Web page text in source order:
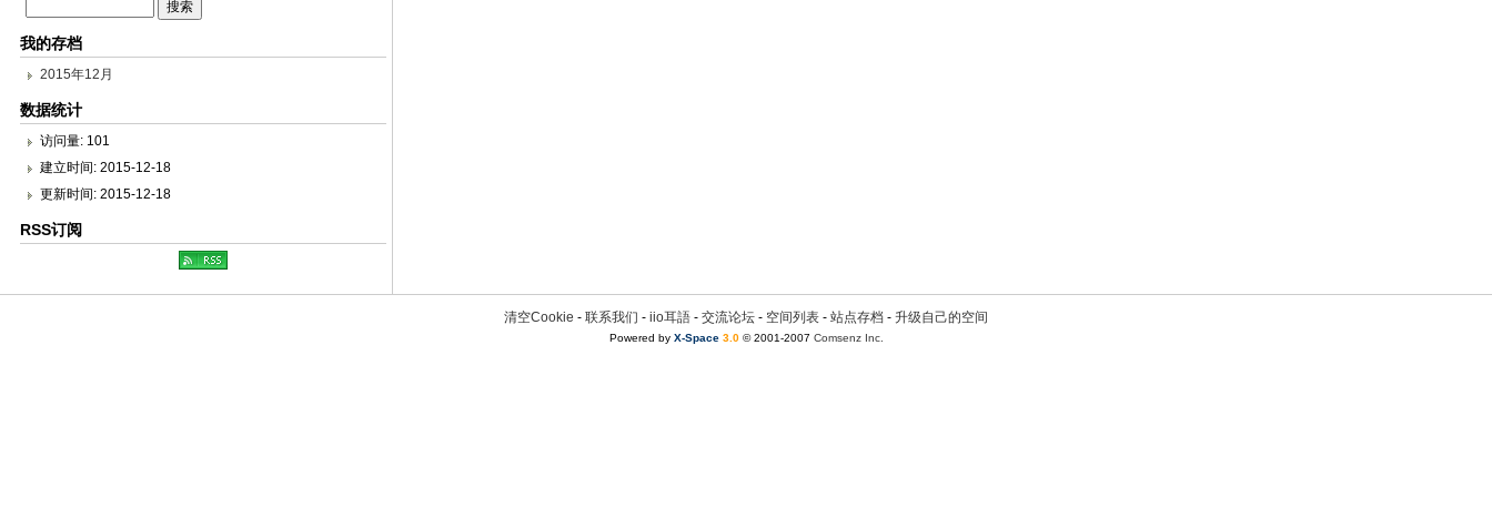
我的存档
2015年12月
数据统计
访问量: 101
建立时间: 2015-12-18
更新时间: 2015-12-18
RSS订阅
清空Cookie - 联系我们 - iio耳語 - 交流论坛 - 空间列表 - 站点存档 - 升级自己的空间
Powered by X-Space 3.0© 2001-2007 Comsenz Inc.